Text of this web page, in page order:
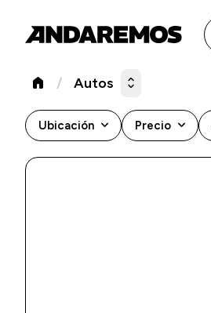
home / Autos expand_all
Ubicación keyboard_arrow_down Precio keyboard_arrow_down